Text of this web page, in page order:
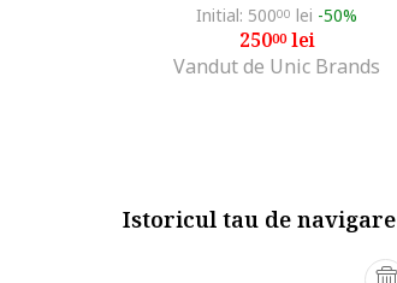
Initial: 50000 lei -50%
25000lei
Vandut de Unic Brands
Istoricul tau de navigare